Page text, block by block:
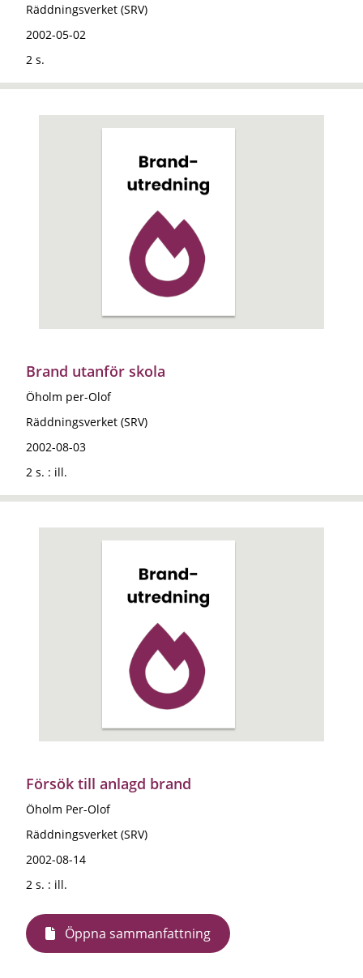
Räddningsverket (SRV)
2002-05-02
2 s.
Brand utanför skola
Öholm per-Olof
Räddningsverket (SRV)
2002-08-03
2 s. : ill.
Försök till anlagd brand
Öholm Per-Olof
Räddningsverket (SRV)
2002-08-14
2 s. : ill.
Öppna sammanfattning